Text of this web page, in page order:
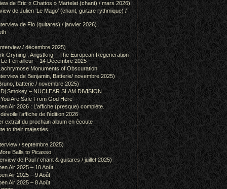
de Éric « Chattos » Martelat (chant) / mars 2026)
de Julien ‘Le Mago’ (chant, guitare rythmique) /
de Flo (guitares) / janvier 2026)
/ décembre 2025)
Gryning , Angstkrig – The European Regeneration
Ferrailleur – 14 Décembre 2025
Monuments of Obscuration
de Benjamin, Batterie/ novembre 2025)
batterie / novembre 2025)
Smokey – NUCLEAR SLAM DIVISION
Are Safe From God Here
Air 2026 : L’affiche (presque) complète.
l’affiche de l’édition 2026
extrait du prochain album en écoute
to their majesties
/ septembre 2025)
Balls to Picasso
de Paul / chant & guitares / juillet 2025)
Air 2025 – 10 Août
Air 2025 – 9 Août
Air 2025 – 8 Août